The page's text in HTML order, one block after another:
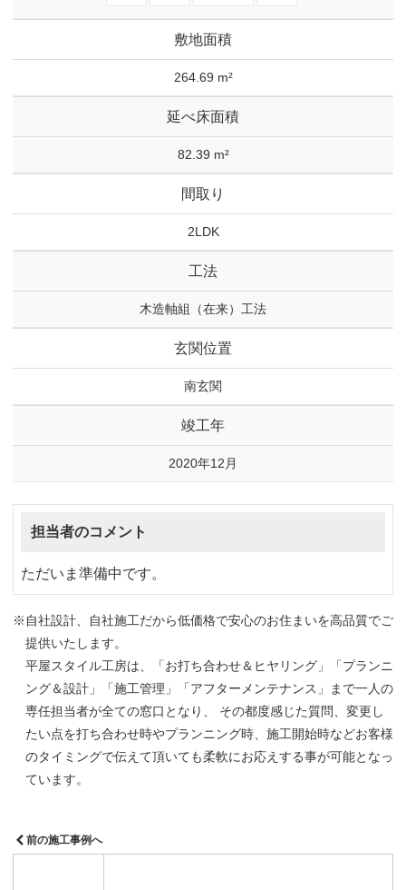
敷地面積
264.69 m²
延べ床面積
82.39 m²
間取り
2LDK
工法
木造軸組（在来）工法
玄関位置
南玄関
竣工年
2020年12月
担当者のコメント
ただいま準備中です。
※自社設計、自社施工だから低価格で安心のお住まいを高品質でご
提供いたします。
平屋スタイル工房は、「お打ち合わせ＆ヒヤリング」「プランニ
ング＆設計」「施工管理」「アフターメンテナンス」まで一人の
専任担当者が全ての窓口となり、 その都度感じた質問、変更し
たい点を打ち合わせ時やプランニング時、施工開始時などお客様
のタイミングで伝えて頂いても柔軟にお応えする事が可能となっ
ています。
前の施工事例へ